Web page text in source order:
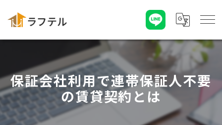
保証会社利用で連帯保証人不要
の賃貸契約とは